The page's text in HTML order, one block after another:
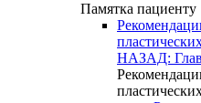
Памятка пациенту
НАЗАД: